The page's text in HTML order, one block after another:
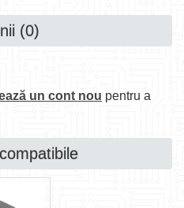
(0)
un cont nou pentru a